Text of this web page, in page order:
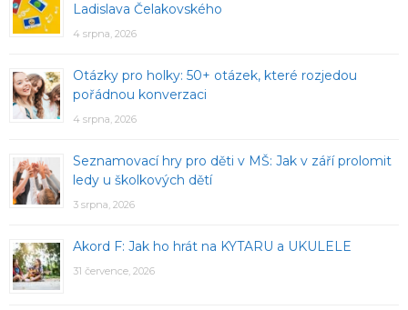
Ladislava Čelakovského
4 srpna, 2026
Otázky pro holky: 50+ otázek, které rozjedou
pořádnou konverzaci
4 srpna, 2026
Seznamovací hry pro děti v MŠ: Jak v září prolomit
ledy u školkových dětí
3 srpna, 2026
Akord F: Jak ho hrát na KYTARU a UKULELE
31 července, 2026